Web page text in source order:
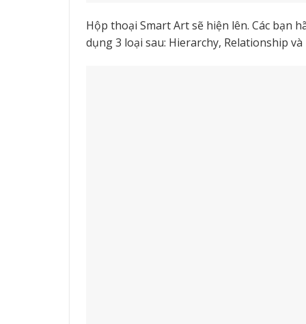
Hộp thoại Smart Art sẽ hiện lên. Các bạn
dụng 3 loại sau: Hierarchy, Relationship và